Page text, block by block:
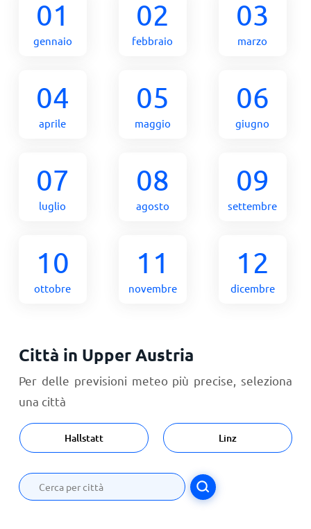
01
gennaio
02
febbraio
03
marzo
04
aprile
05
maggio
06
giugno
07
luglio
08
agosto
09
settembre
10
ottobre
11
novembre
12
dicembre
Città in Upper Austria
Per delle previsioni meteo più precise, seleziona
una città
Hallstatt Linz